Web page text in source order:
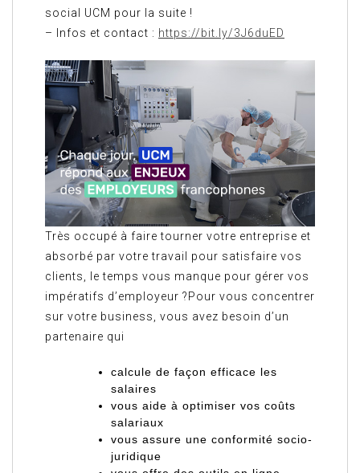
social UCM pour la suite !
– Infos et contact : https://bit.ly/3J6duED
Très occupé à faire tourner votre entreprise et
absorbé par votre travail pour satisfaire vos
clients, le temps vous manque pour gérer vos
impératifs d’employeur ?Pour vous concentrer
sur votre business, vous avez besoin d’un
partenaire qui
calcule de façon efficace les
salaires
vous aide à optimiser vos coûts
salariaux
vous assure une conformité socio-
juridique